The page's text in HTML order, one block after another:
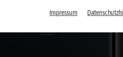
Impressum